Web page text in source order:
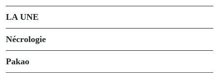
LA UNE
Nécrologie
Pakao